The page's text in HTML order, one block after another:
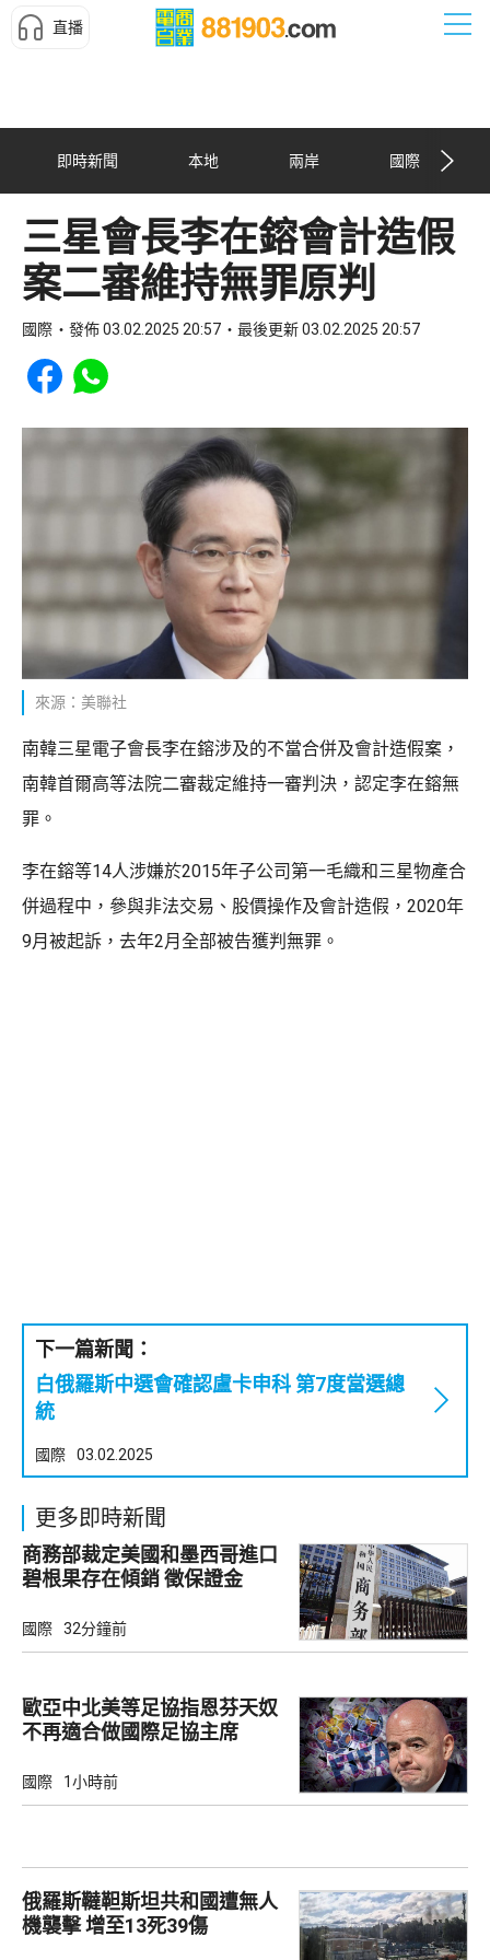
直播
即時新聞 本地 兩岸 國際
三星會長李在鎔會計造假
案二審維持無罪原判
國際 發佈 03.02.2025 20:57 最後更新 03.02.2025 20:57
Share to Facebook
Share to WhatsApp
來源：美聯社
南韓三星電子會長李在鎔涉及的不當合併及會計造假案，
南韓首爾高等法院二審裁定維持一審判決，認定李在鎔無
罪。
李在鎔等14人涉嫌於2015年子公司第一毛織和三星物產合
併過程中，參與非法交易、股價操作及會計造假，2020年
9月被起訴，去年2月全部被告獲判無罪。
下一篇新聞：
白俄羅斯中選會確認盧卡申科 第7度當選總
統
國際 03.02.2025
更多即時新聞
商務部裁定美國和墨西哥進口
碧根果存在傾銷 徵保證金
國際 32分鐘前
歐亞中北美等足協指恩芬天奴
不再適合做國際足協主席
國際 1小時前
俄羅斯韃靼斯坦共和國遭無人
機襲擊 增至13死39傷